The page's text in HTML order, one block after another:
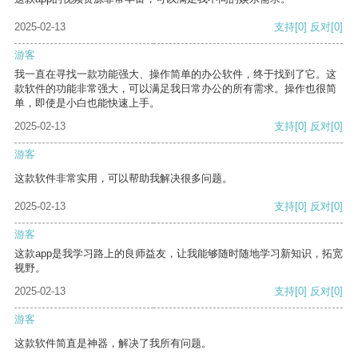
2025-02-13 支持[0] 反对[0]
游客
我一直在寻找一款功能强大、操作简单的办公软件，终于找到了它。这
款软件的功能非常强大，可以满足我日常办公的所有需求。操作也很简
单，即使是小白也能快速上手。
2025-02-13
支持[0] 反对[0]
游客
这款软件非常实用，可以帮助我解决很多问题。
2025-02-13 支持[0] 反对[0]
游客
这款app是我学习路上的良师益友，让我能够随时随地学习新知识，拓宽
视野。
2025-02-13
支持[0] 反对[0]
游客
这款软件简直是神器，解决了我所有问题。